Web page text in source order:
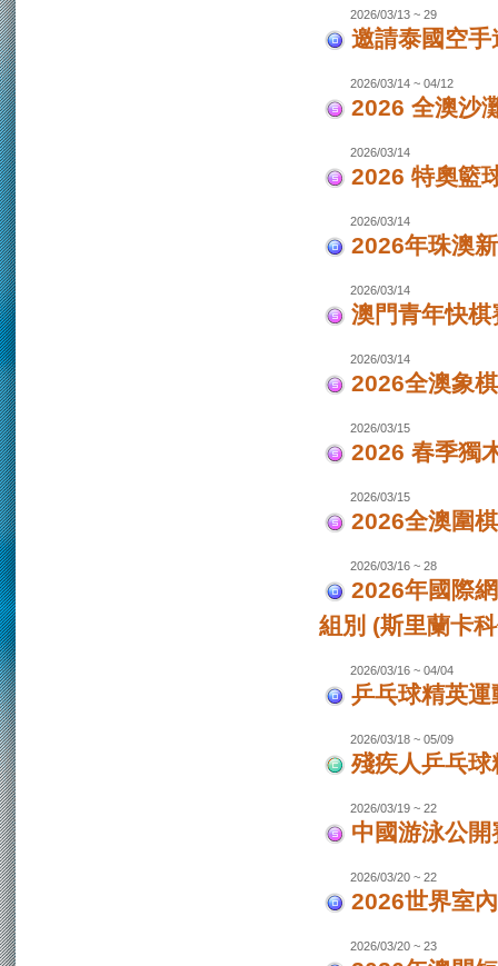
2026/03/13 ~ 29
邀請泰國空
2026/03/14 ~ 04/12
2026 全澳沙
2026/03/14
2026 特奧籃
2026/03/14
2026年珠澳
2026/03/14
澳門青年快棋
2026/03/14
2026全澳象
2026/03/15
2026 春季獨
2026/03/15
2026全澳圍
2026/03/16 ~ 28
2026年國際
組別 (斯里蘭卡
2026/03/16 ~ 04/04
乒乓球精英
2026/03/18 ~ 05/09
殘疾人乒乓
2026/03/19 ~ 22
中國游泳公
2026/03/20 ~ 22
2026世界室
2026/03/20 ~ 23